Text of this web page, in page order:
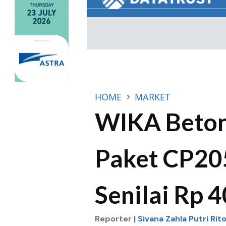
HOME MARKET
WIKA
Paket
Senilai Rp
Reporter | Sivana Zahla Putri